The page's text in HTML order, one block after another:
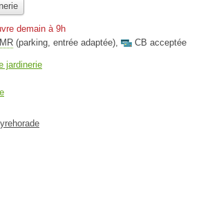
demain à 9h
(parking, entrée adaptée), CB acceptée
jardinerie